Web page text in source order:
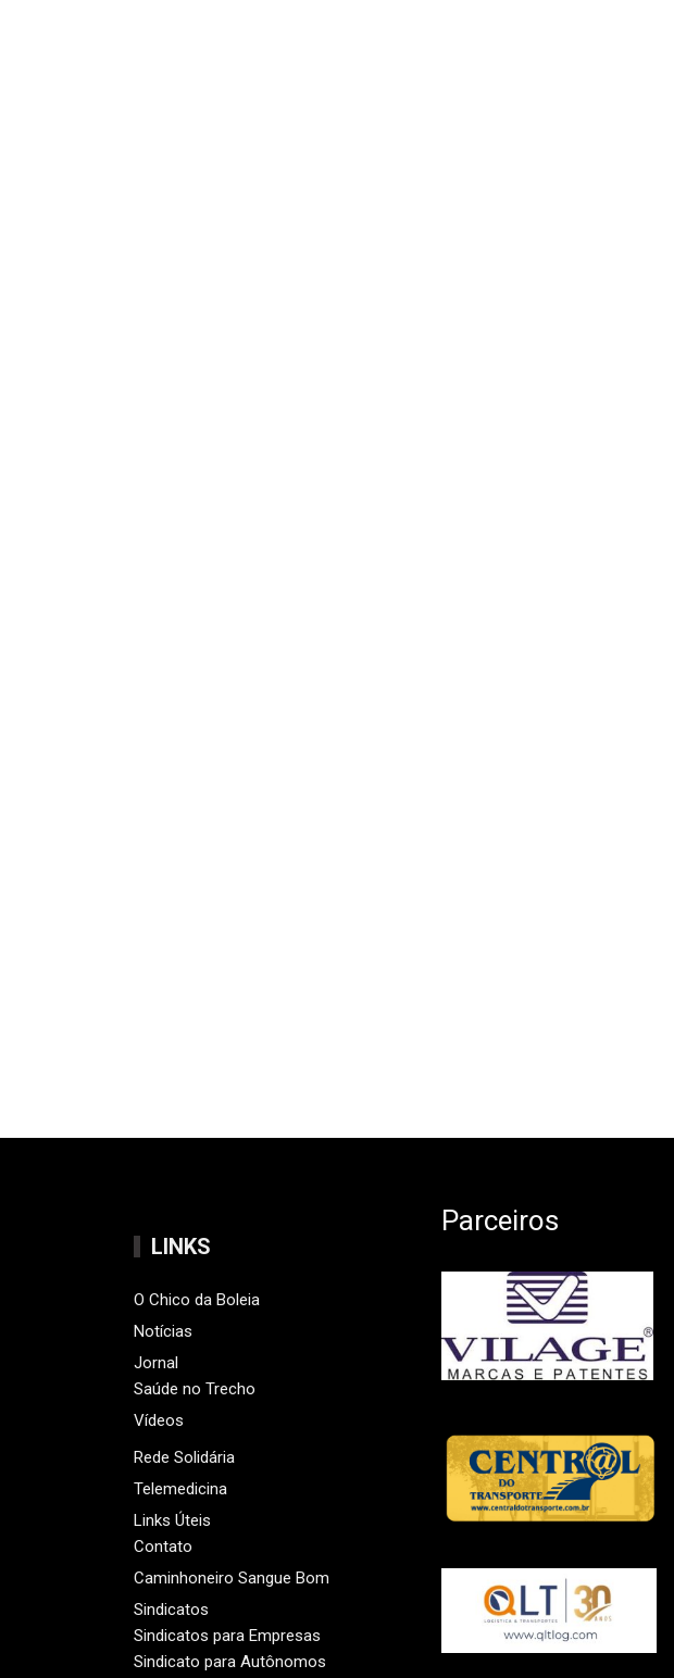
LINKS
O Chico da Boleia
Notícias
Jornal
Saúde no Trecho
Vídeos
Rede Solidária
Telemedicina
Links Úteis
Contato
Caminhoneiro Sangue Bom
Sindicatos
Sindicatos para Empresas
Sindicato para Autônomos
Parceiros